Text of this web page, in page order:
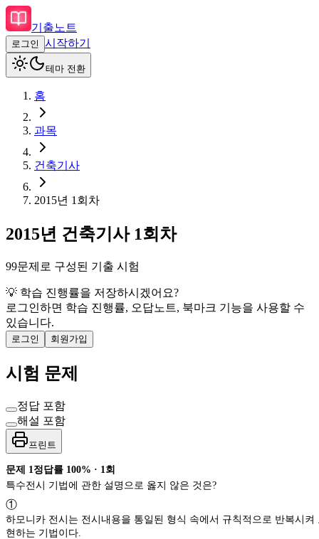
기출노트
로그인 시작하기
테마 전환
홈
과목
건축기사
2015년 1회차
2015년 건축기사 1회차
99문제로 구성된 기출 시험
💡 학습 진행률을 저장하시겠어요?
로그인하면 학습 진행률, 오답노트, 북마크 기능을 사용할 수
있습니다.
로그인 회원가입
시험 문제
정답 포함
해설 포함
프린트
문제 1 정답률 100% · 1 회
특수전시 기법에 관한 설명으로 옳지 않은 것은?
①
하모니카 전시는 전시내용을 통일된 형식 속에서 규칙적으로 반복시켜
현하는 기법이다.